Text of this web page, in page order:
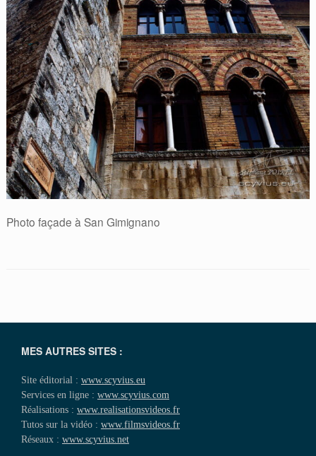
Photo façade à San Gimignano
MES AUTRES SITES :
Site éditorial : www.scyvius.eu
Services en ligne : www.scyvius.com
Réalisations : www.realisationsvideos.fr
Tutos sur la vidéo : www.filmsvideos.fr
Réseaux : www.scyvius.net